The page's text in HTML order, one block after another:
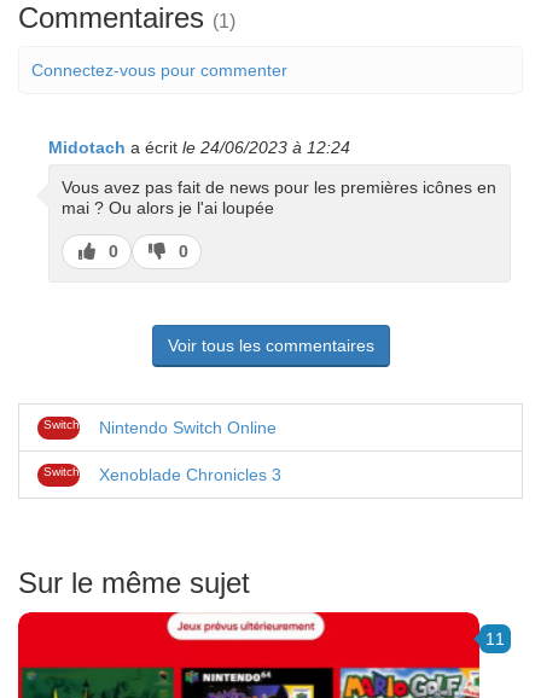
Commentaires (1)
Connectez-vous pour commenter
Midotach a écrit le 24/06/2023 à 12:24
Vous avez pas fait de news pour les premières icônes en
mai ? Ou alors je l'ai loupée
J’aime
0
J’aime
pas
0
Voir tous les commentaires
Switch Nintendo Switch Online
Switch Xenoblade Chronicles 3
Sur le même sujet
11